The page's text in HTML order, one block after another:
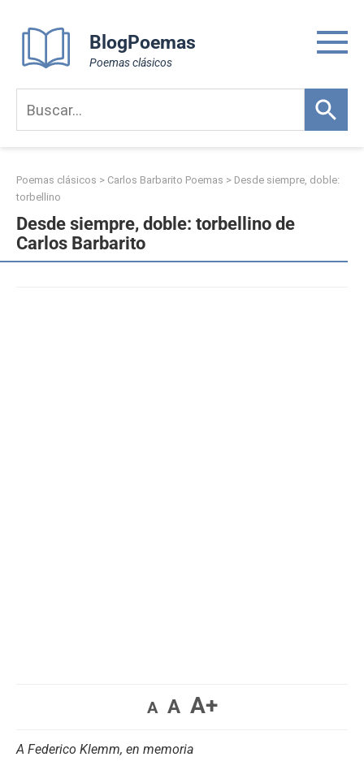
content
BlogPoemas
Poemas clásicos
Poemas clásicos > Carlos Barbarito Poemas > Desde siempre, doble:
torbellino
Desde siempre, doble: torbellino de
Carlos Barbarito
A A A+
A Federico Klemm, en memoria